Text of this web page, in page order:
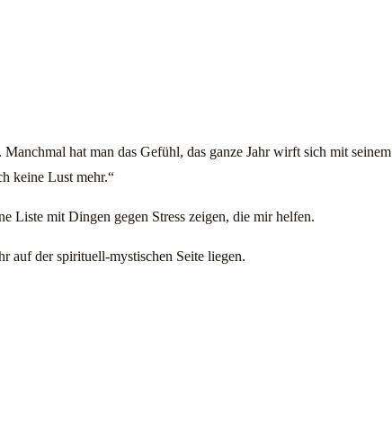
hat man das Gefühl, das ganze Jahr wirft sich mit
keine Lust mehr.“
Liste mit Dingen gegen Stress zeigen, die mir helfen.
auf der spirituell-mystischen Seite liegen.